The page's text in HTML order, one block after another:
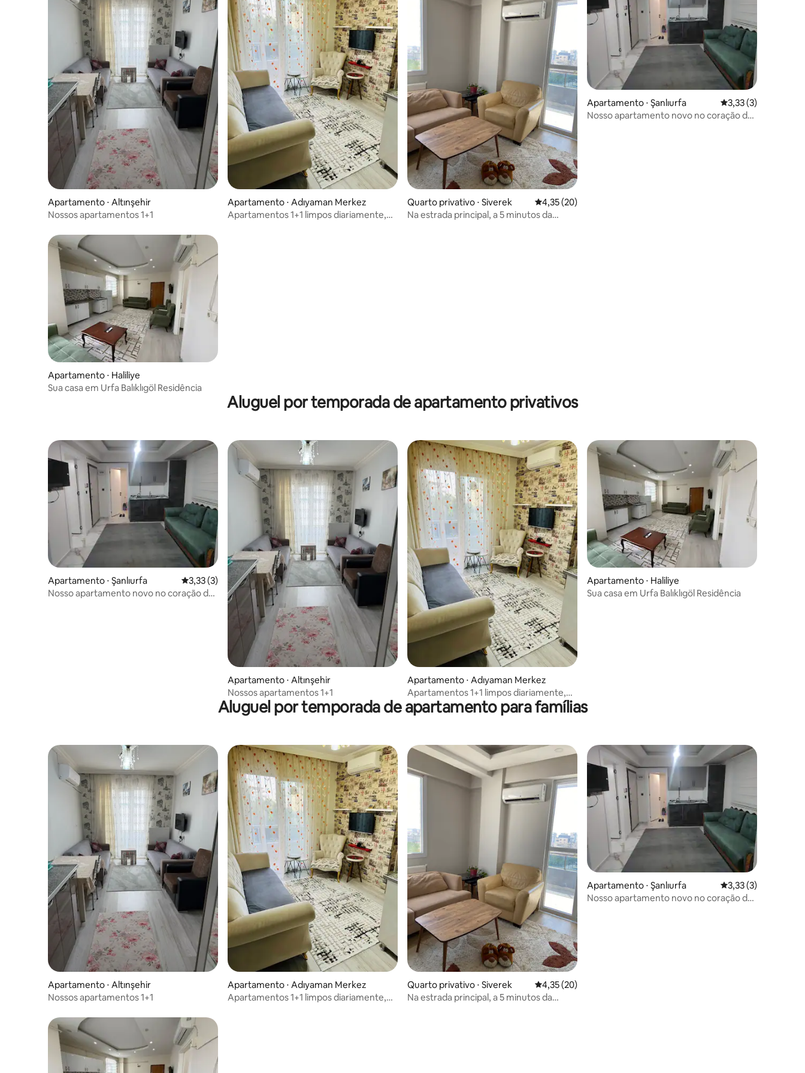
Apartamento ⋅ Altınşehir
Nossos apartamentos 1+1
Apartamento ⋅ Adıyaman Merkez
Apartamentos 1+1 limpos diariamente,
Quarto privativo ⋅ Siverek 4,35 de uma avaliação média de 5, 20 avaliações
4,35 (20)
Na estrada principal, a 5 minutos da
Apartamento ⋅ Şanlıurfa 3,33 de uma
3,33 (3)
Nosso apartamento novo no coração da
Apartamento ⋅ Haliliye
Sua casa em Urfa Balıklıgöl Residência
Aluguel por temporada de apartamento privativos
Apartamento ⋅ Şanlıurfa 3,33 de uma avaliação média de 5, 3 avaliações
3,33 (3)
Nosso apartamento novo no coração da
Apartamento ⋅ Altınşehir
Nossos apartamentos 1+1
Apartamento ⋅ Adıyaman Merkez
Apartamentos 1+1 limpos diariamente,
espaçosos e confiáveis
Apartamento ⋅ Haliliye
Sua casa em Urfa Balıklıgöl Residência
Aluguel por temporada de apartamento para famílias
Apartamento ⋅ Altınşehir
Nossos apartamentos 1+1
Apartamento ⋅ Adıyaman Merkez
Apartamentos 1+1 limpos diariamente,
Quarto privativo ⋅ Siverek 4,35 de uma avaliação média de 5, 20 avaliações
4,35 (20)
Na estrada principal, a 5 minutos da
Apartamento ⋅ Şanlıurfa 3,33 de uma
3,33 (3)
Nosso apartamento novo no coração da